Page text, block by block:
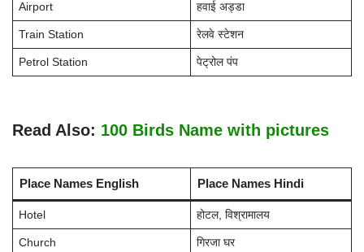
Airport हवाई अड्डा
Train Station रेलवे स्टेशन
Petrol Station पेट्रोल पंप
Read Also: 100 Birds Name with pictures
Place Names English Place Names Hindi
Hotel होटल, विश्रामालय
Church गिरजा घर